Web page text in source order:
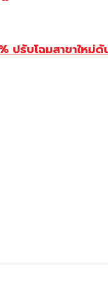
รับโฉมสาขาใหม่ดั